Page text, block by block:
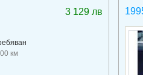
3 129 лв
км